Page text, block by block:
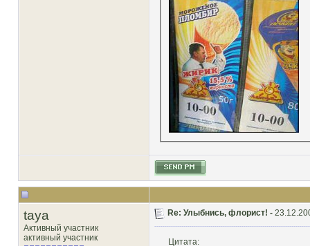
taya
Активный участник
активный участник
Re: Улыбнись, флорист! -
Цитата: